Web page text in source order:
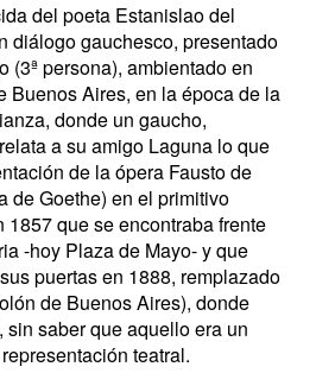
del poeta Estanislao del
diálogo gauchesco, presentado
(3ª persona), ambientado en
Buenos Aires, en la época de la
donde un gaucho,
a su amigo Laguna lo que
de la ópera Fausto de
de Goethe) en el primitivo
1857 que se encontraba frente
-hoy Plaza de Mayo- y que
puertas en 1888, remplazado
de Buenos Aires), donde
saber que aquello era un
teatral.